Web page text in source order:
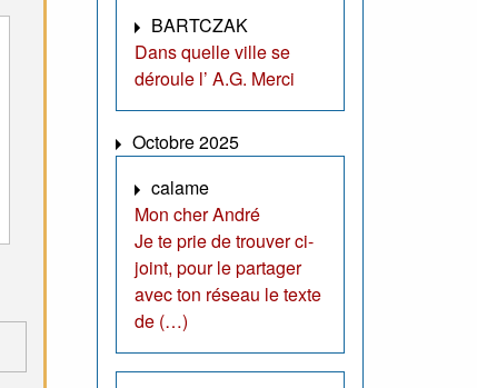
BARTCZAK
Dans quelle ville se
déroule l’ A.G. Merci
Octobre 2025
calame
Mon cher André
Je te prie de trouver ci-
joint, pour le partager
avec ton réseau le texte
de (…)